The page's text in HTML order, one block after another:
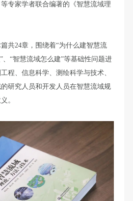
专家学者联合编著的《智慧流域理
共24章，围绕着“为什么建智慧流
、“智慧流域怎么建”等基础性问题进
程、信息科学、测绘科学与技术、
研究人员和开发人员在智慧流域规
。